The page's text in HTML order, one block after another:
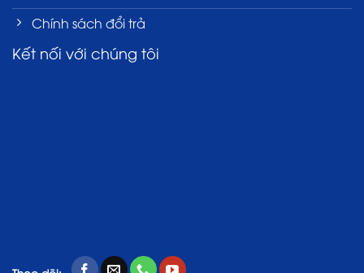
Chính sách đổi trả
Kết nối với chúng tôi